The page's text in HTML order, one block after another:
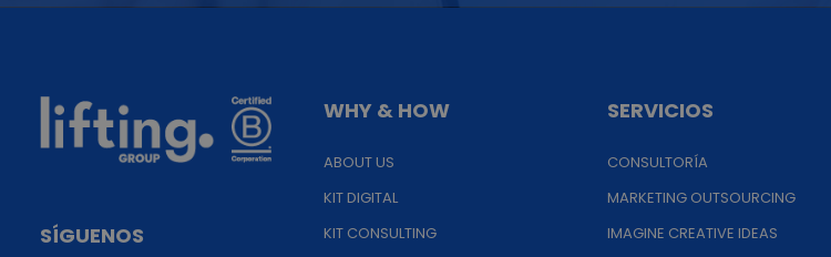
SÍGUENOS
WHY & HOW
ABOUT US
KIT DIGITAL
KIT CONSULTING
SERVICIOS
CONSULTORÍA
MARKETING OUTSOURCING
IMAGINE CREATIVE IDEAS